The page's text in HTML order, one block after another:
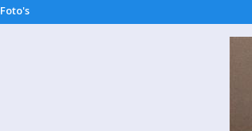
Foto's